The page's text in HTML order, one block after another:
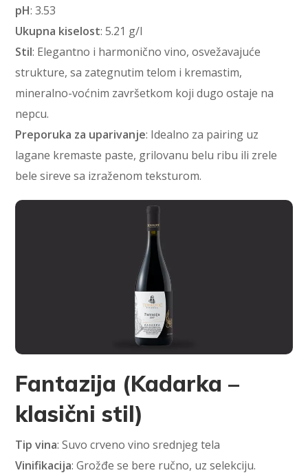
pH: 3.53
Ukupna kiselost: 5.21 g/l
Stil: Elegantno i harmonično vino, osvežavajuće
strukture, sa zategnutim telom i kremastim,
mineralno-voćnim završetkom koji dugo ostaje na
nepcu.
Preporuka za uparivanje: Idealno za pairing uz
lagane kremaste paste, grilovanu belu ribu ili zrele
bele sireve sa izraženom teksturom.
Fantazija (Kadarka –
klasični stil)
Tip vina: Suvo crveno vino srednjeg tela
Vinifikacija: Grožđe se bere ručno, uz selekciju.